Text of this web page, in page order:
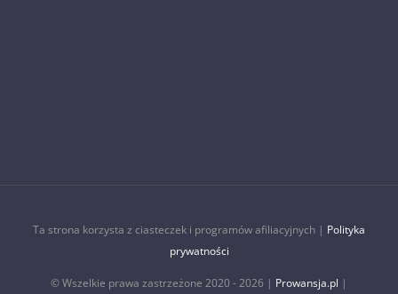
Ta strona korzysta z ciasteczek i programów afiliacyjnych | Polityka
prywatności
© Wszelkie prawa zastrzeżone 2020 -2026 | Prowansja.pl |